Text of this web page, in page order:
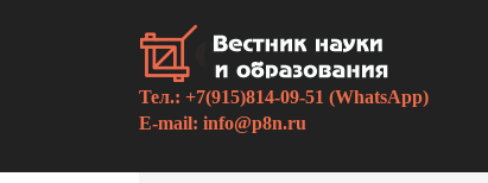
Тел.: +7(915)814-09-51 (WhatsApp)
E-mail: info@p8n.ru